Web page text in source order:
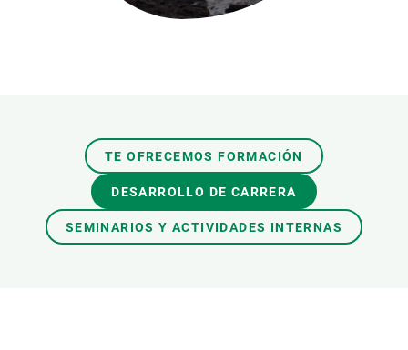
TE OFRECEMOS FORMACIÓN
DESARROLLO DE CARRERA
SEMINARIOS Y ACTIVIDADES INTERNAS